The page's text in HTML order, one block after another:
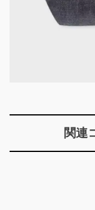
関連